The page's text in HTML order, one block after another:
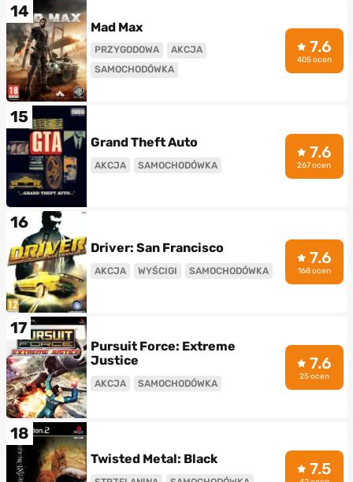
14
Mad Max
PRZYGODOWA
AKCJA
SAMOCHODÓWKA
7.6
405 ocen
15
Grand Theft Auto
AKCJA SAMOCHODÓWKA
7.6
267 ocen
16
Driver: San Francisco
AKCJA WYŚCIGI SAMOCHODÓWKA
7.6
168 ocen
17
Pursuit Force: Extreme
Justice
AKCJA SAMOCHODÓWKA
7.6
25 ocen
18
Twisted Metal: Black 7.5